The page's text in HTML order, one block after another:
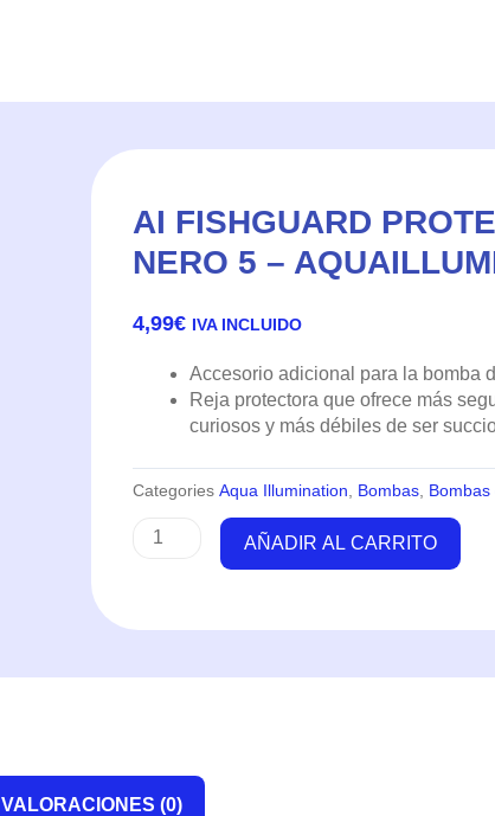
AI FISHGUARD
NERO 5 –
4,99€ IVA INCLUIDO
Accesorio adicional para la bomba
Reja protectora que ofrece más
curiosos y más débiles de ser
Categories Aqua Illumination Bombas
Nero
AÑADIR AL CARRITO
VALORACIONES (0)